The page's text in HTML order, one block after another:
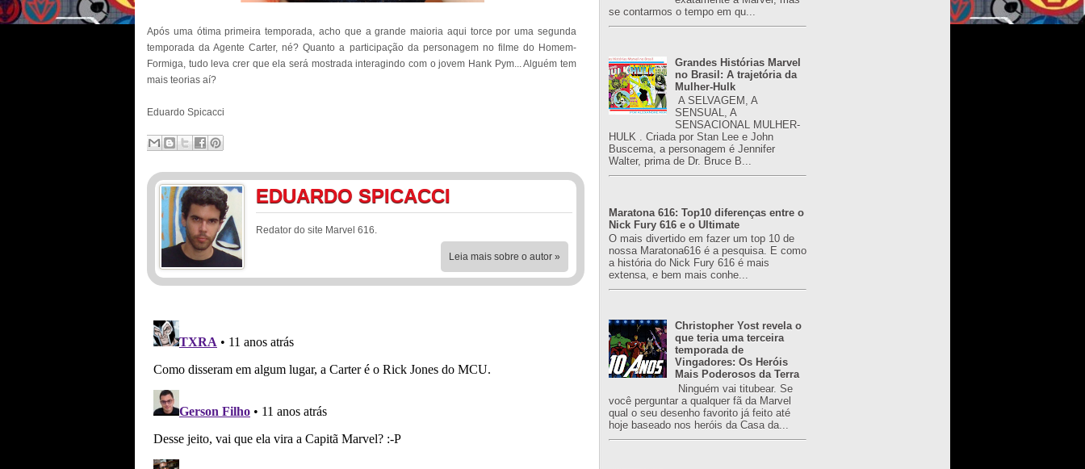
Após uma ótima primeira temporada, acho que a grande maioria aqui torce por uma segunda
temporada da Agente Carter, né? Quanto a participação da personagem no filme do Homem-
Formiga, tudo leva crer que ela será mostrada interagindo com o jovem Hank Pym... Alguém tem
mais teorias aí?
Eduardo Spicacci
EDUARDO SPICACCI
Redator do site Marvel 616.
Leia mais sobre o autor »
se contarmos o tempo em qu...
Grandes Histórias Marvel
no Brasil: A trajetória da
Mulher-Hulk
A SELVAGEM, A
SENSUAL, A
SENSACIONAL MULHER-
HULK . Criada por Stan Lee e John
Buscema, a personagem é Jennifer
Walter, prima de Dr. Bruce B...
Maratona 616: Top10 diferenças entre o
Nick Fury 616 e o Ultimate
O mais divertido em fazer um top 10 de
nossa Maratona616 é a pesquisa. E como
a história do Nick Fury 616 é mais
extensa, e bem mais conhe...
Christopher Yost revela o
que teria uma terceira
temporada de
Vingadores: Os Heróis
Mais Poderosos da Terra
Ninguém vai titubear. Se
você perguntar a qualquer fã da Marvel
qual o seu desenho favorito já feito até
hoje baseado nos heróis da Casa da...